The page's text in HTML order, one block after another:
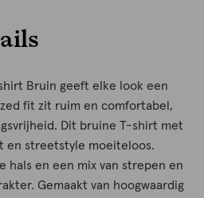
Bruin geeft elke look een
fit zit ruim en comfortabel,
Dit bruine T-shirt met
en streetstyle moeiteloos.
hals en een mix van strepen en
Gemaakt van hoogwaardig